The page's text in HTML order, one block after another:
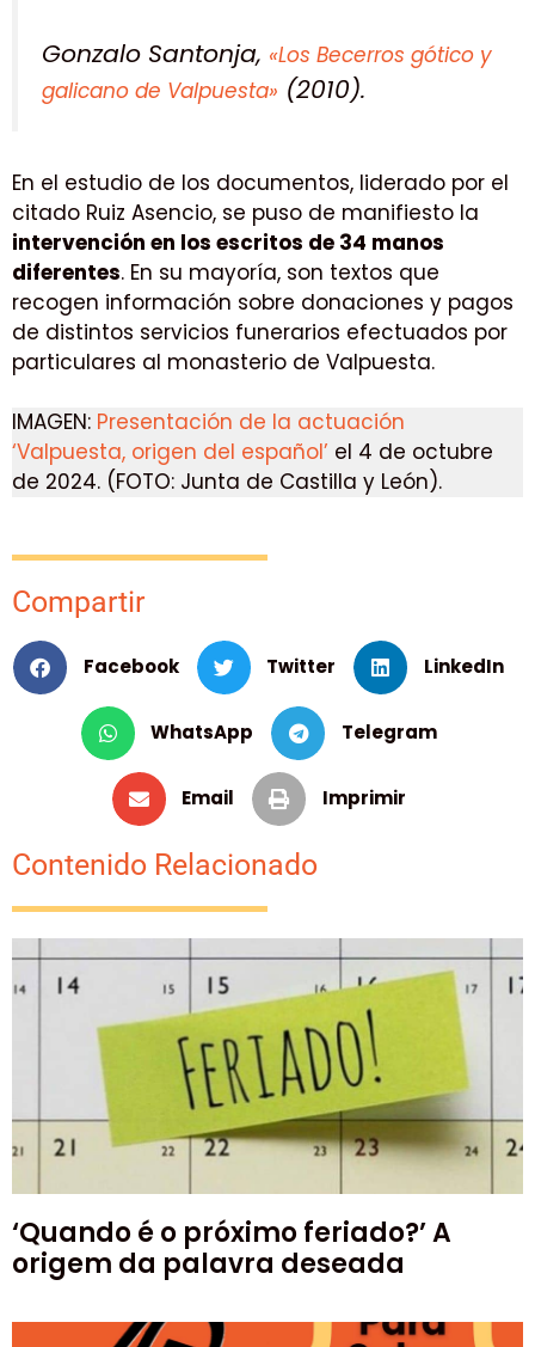
Gonzalo Santonja, «Los Becerros gótico y
galicano de Valpuesta» (2010).
En el estudio de los documentos, liderado por el
citado Ruiz Asencio, se puso de manifiesto la
intervención en los escritos de 34 manos
diferentes. En su mayoría, son textos que
recogen información sobre donaciones y pagos
de distintos servicios funerarios efectuados por
particulares al monasterio de Valpuesta.
IMAGEN: Presentación de la actuación
‘Valpuesta, origen del español’ el 4 de octubre
de 2024. (FOTO: Junta de Castilla y León).
Compartir
Facebook Twitter LinkedIn
WhatsApp Telegram
Email Imprimir
Contenido Relacionado
‘Quando é o próximo feriado?’ A
origem da palavra deseada